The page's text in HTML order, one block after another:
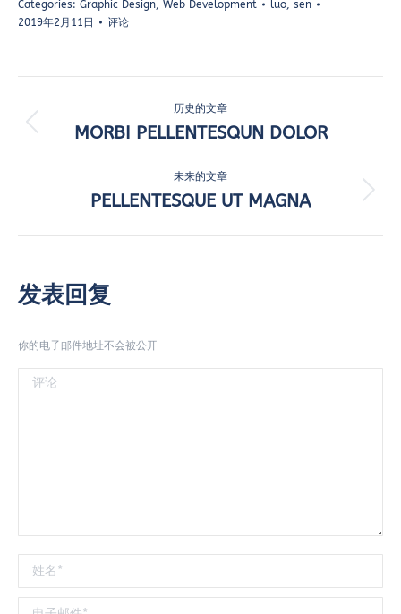
Categories: Graphic Design Web Development
luo, sen
2019年2月11日
评论
目
历史的文章
上
个
项
MORBI PELLENTESQUN DOLOR
未来的文章
下
个
PELLENTESQUE UT MAGNA
发表回复
你的电子邮件地址不会被公开
评论
姓名 *
电子邮件 *